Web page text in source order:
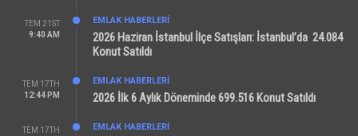
TEM 21ST
9:40 AM
EMLAK HABERLERI
2026 Haziran İstanbul İlçe Satışları: İstanbul’da 24.084
Konut Satıldı
TEM 17TH
12:44 PM
EMLAK HABERLERI
2026 İlk 6 Aylık Döneminde 699.516 Konut Satıldı
TEM 17TH
EMLAK HABERLERI